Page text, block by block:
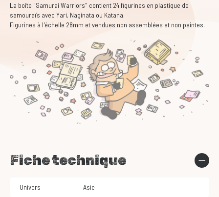
La boîte "Samurai Warriors" contient 24 figurines en plastique de
samouraïs avec Yari, Naginata ou Katana.
Figurines à l'échelle 28mm et vendues non assemblées et non peintes.
Fiche technique
Univers Asie